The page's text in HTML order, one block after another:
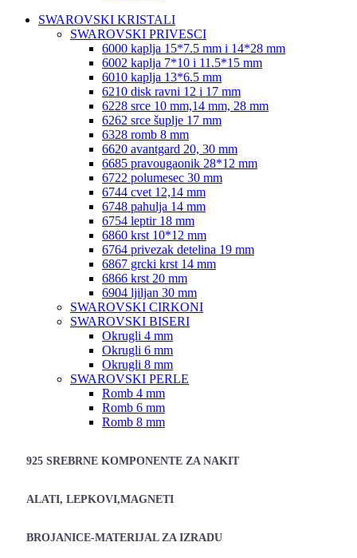
SWAROVSKI KRISTALI
SWAROVSKI PRIVESCI
6000 kaplja 15*7.5 mm i 14*28 mm
6002 kaplja 7*10 i 11.5*15 mm
6010 kaplja 13*6.5 mm
6210 disk ravni 12 i 17 mm
6228 srce 10 mm,14 mm, 28 mm
6262 srce šuplje 17 mm
6328 romb 8 mm
6620 avantgard 20, 30 mm
6685 pravougaonik 28*12 mm
6722 polumesec 30 mm
6744 cvet 12,14 mm
6748 pahulja 14 mm
6754 leptir 18 mm
6860 krst 10*12 mm
6764 privezak detelina 19 mm
6867 grcki krst 14 mm
6866 krst 20 mm
6904 ljiljan 30 mm
SWAROVSKI CIRKONI
SWAROVSKI BISERI
Okrugli 4 mm
Okrugli 6 mm
Okrugli 8 mm
SWAROVSKI PERLE
Romb 4 mm
Romb 6 mm
Romb 8 mm
925 SREBRNE KOMPONENTE ZA NAKIT
ALATI, LEPKOVI,MAGNETI
BROJANICE-MATERIJAL ZA IZRADU